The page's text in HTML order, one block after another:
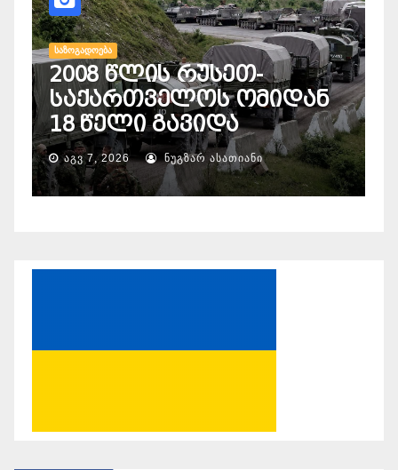
ᲡᲐᲖᲝᲒᲐᲓᲝᲔᲑᲐ
„ბიბნიუსი“ — ერთიანი
საბიბლიოთეკო სივრცე
ᲐᲒᲕ 6, 2026 ᲜᲣᲒᲖᲐᲠ ᲐᲡᲐᲗᲘᲐᲜᲘ